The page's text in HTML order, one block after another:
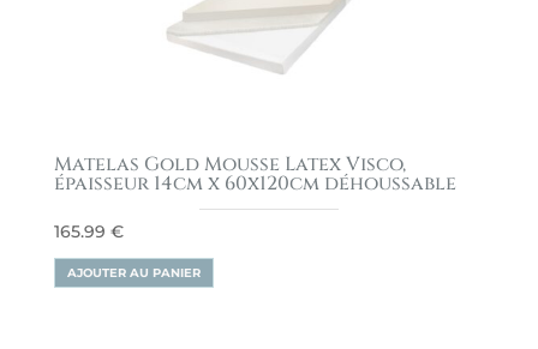
Matelas Gold Mousse Latex Visco,
épaisseur 14cm x 60x120cm déhoussable
165.99 €
AJOUTER AU PANIER